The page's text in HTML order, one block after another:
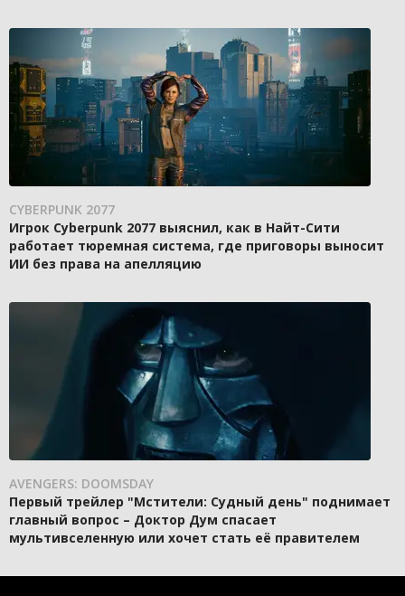
CYBERPUNK 2077
Игрок Cyberpunk 2077 выяснил, как в Найт-Сити
работает тюремная система, где приговоры выносит
ИИ без права на апелляцию
AVENGERS: DOOMSDAY
Первый трейлер "Мстители: Судный день" поднимает
главный вопрос – Доктор Дум спасает
мультивселенную или хочет стать её правителем